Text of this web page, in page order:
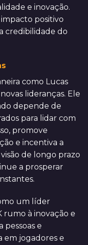
e inovação.
positivo
credibilidade do
como Lucas
lideranças. Ele
depende de
para lidar com
promove
e incentiva a
de longo prazo
a prosperar
um líder
rumo à inovação e
pessoas e
em jogadores e